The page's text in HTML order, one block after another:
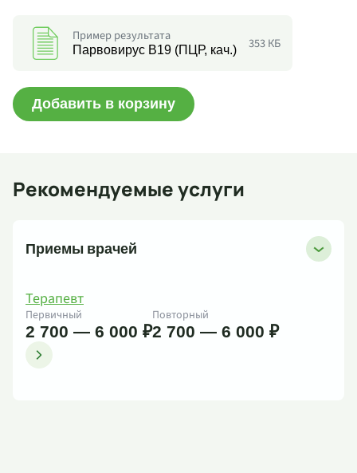
Пример результата
Парвовирус B19 (ПЦР, кач.) 353 КБ
Добавить в корзину
Рекомендуемые услуги
Приемы врачей
Терапевт
Первичный
2 700 — 6 000 ₽
Повторный
2 700 — 6 000 ₽